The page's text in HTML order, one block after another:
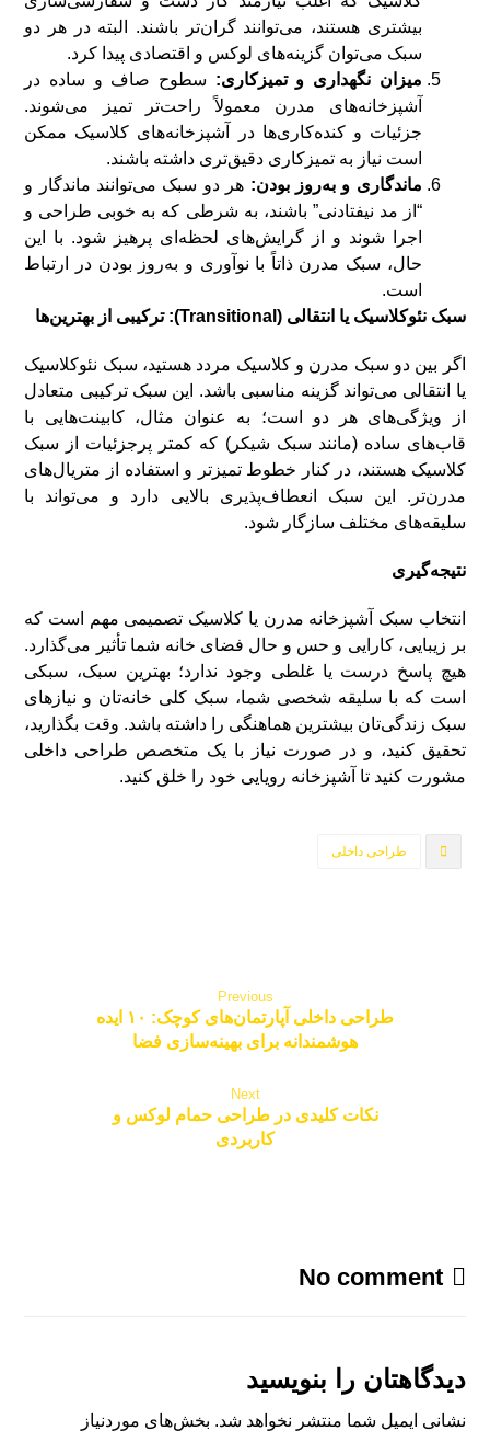
بیشتری هستند، می‌توانند گران‌تر باشند. البته در هر دو
سبک می‌توان گزینه‌های لوکس و اقتصادی پیدا کرد.
میزان نگهداری و تمیزکاری: سطوح صاف و ساده در
آشپزخانه‌های مدرن معمولاً راحت‌تر تمیز می‌شوند.
جزئیات و کنده‌کاری‌ها در آشپزخانه‌های کلاسیک ممکن
است نیاز به تمیزکاری دقیق‌تری داشته باشند.
ماندگاری و به‌روز بودن: هر دو سبک می‌توانند ماندگار و
“از مد نیفتادنی” باشند، به شرطی که به خوبی طراحی و
اجرا شوند و از گرایش‌های لحظه‌ای پرهیز شود. با این
حال، سبک مدرن ذاتاً با نوآوری و به‌روز بودن در ارتباط
است.
سبک نئوکلاسیک یا انتقالی (Transitional): ترکیبی از بهترین‌ها
اگر بین دو سبک مدرن و کلاسیک مردد هستید، سبک نئوکلاسیک
یا انتقالی می‌تواند گزینه مناسبی باشد. این سبک ترکیبی متعادل
از ویژگی‌های هر دو است؛ به عنوان مثال، کابینت‌هایی با
قاب‌های ساده (مانند سبک شیکر) که کمتر پرجزئیات از سبک
کلاسیک هستند، در کنار خطوط تمیزتر و استفاده از متریال‌های
مدرن‌تر. این سبک انعطاف‌پذیری بالایی دارد و می‌تواند با
سلیقه‌های مختلف سازگار شود.
نتیجه‌گیری
انتخاب سبک آشپزخانه مدرن یا کلاسیک تصمیمی مهم است که
بر زیبایی، کارایی و حس و حال فضای خانه شما تأثیر می‌گذارد.
هیچ پاسخ درست یا غلطی وجود ندارد؛ بهترین سبک، سبکی
است که با سلیقه شخصی شما، سبک کلی خانه‌تان و نیازهای
سبک زندگی‌تان بیشترین هماهنگی را داشته باشد. وقت بگذارید،
تحقیق کنید، و در صورت نیاز با یک متخصص طراحی داخلی
مشورت کنید تا آشپزخانه رویایی خود را خلق کنید.
طراحی داخلی
Previous
طراحی داخلی آپارتمان‌های کوچک: ۱۰ ایده
هوشمندانه برای بهینه‌سازی فضا
Next
نکات کلیدی در طراحی حمام لوکس و
کاربردی
No comment
دیدگاهتان را بنویسید
نشانی ایمیل شما منتشر نخواهد شد. بخش‌های موردنیاز